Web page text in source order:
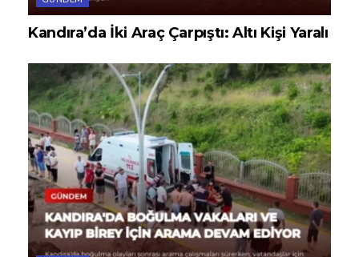
Kandıra’da İki Araç Çarpıştı: Altı Kişi Yaralı